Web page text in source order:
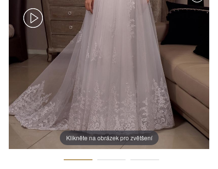
Klikněte na obrázek pro zvětšení